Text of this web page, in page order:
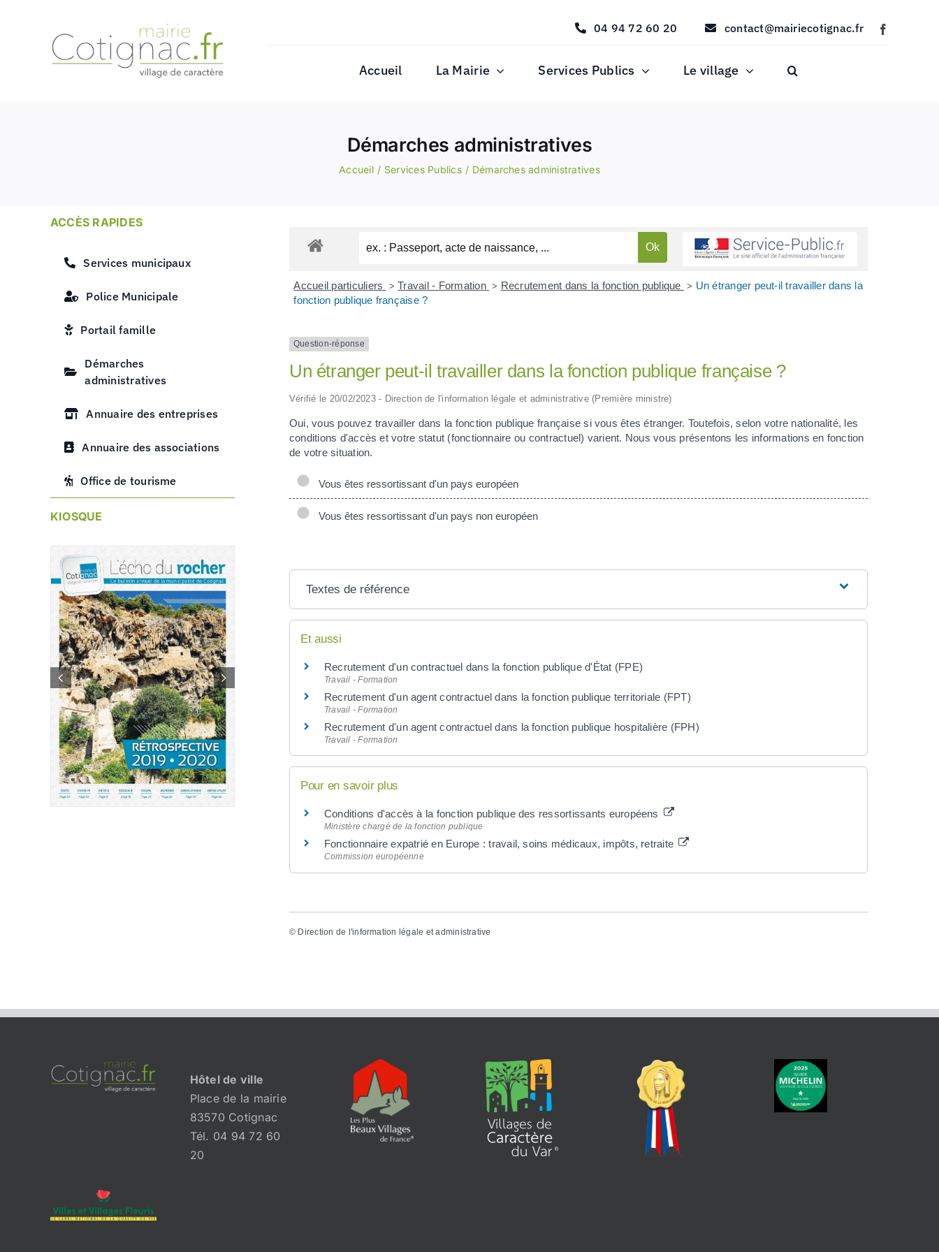
04 94 72 60 20 contact@mairiecotignac.fr
Accueil La Mairie Services Publics Le village
Démarches administratives
Accueil Services Publics Démarches administratives
ACCÈS RAPIDES
Services municipaux
Police Municipale
Portail famille
Démarches
administratives
Annuaire des entreprises
Annuaire des associations
Office de tourisme
KIOSQUE
Accueil particuliers > Travail - Formation > Recrutement dans la fonction publique > Un étranger peut-il travailler dans la
fonction publique française ?
Question-réponse
Un étranger peut-il travailler dans la fonction publique française ?
Vérifié le 20/02/2023 - Direction de l'information légale et administrative (Première ministre)
Oui, vous pouvez travailler dans la fonction publique française si vous êtes étranger. Toutefois, selon votre nationalité, les
conditions d'accès et votre statut (fonctionnaire ou contractuel) varient. Nous vous présentons les informations en fonction
de votre situation.
Vous êtes ressortissant d'un pays européen
Vous êtes ressortissant d'un pays non européen
Textes de référence
Et aussi
Recrutement d'un contractuel dans la fonction publique d'État (FPE)
Travail - Formation
Recrutement d'un agent contractuel dans la fonction publique territoriale (FPT)
Travail - Formation
Recrutement d'un agent contractuel dans la fonction publique hospitalière (FPH)
Travail - Formation
Pour en savoir plus
Conditions d'accès à la fonction publique des ressortissants européens
Ministère chargé de la fonction publique
Fonctionnaire expatrié en Europe : travail, soins médicaux, impôts, retraite
Commission européenne
© Direction de l'information légale et administrative
Hôtel de ville
Place de la mairie
83570 Cotignac
Tél. 04 94 72 60
20